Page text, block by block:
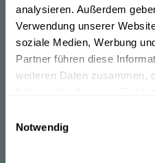
analysieren. Außerdem
Verwendung unserer
soziale Medien, Werbung
Partner führen diese
weiteren Daten zusammen,
Notwendig
Alois Lageder Weine